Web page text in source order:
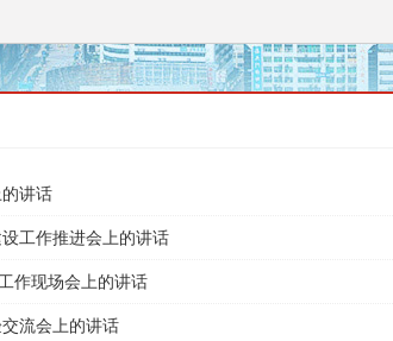
讲话
工作推进会上的讲话
作现场会上的讲话
流会上的讲话